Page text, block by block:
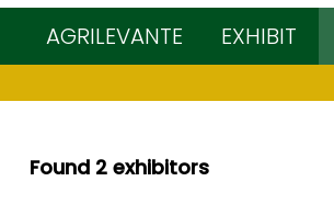
AGRILEVANTE EXHIBIT
Found 2 exhibitors